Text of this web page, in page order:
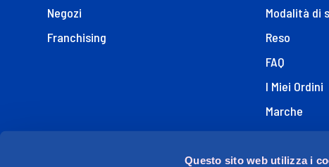
Questo sito web utilizza i
Negozi
Franchising
Modalità di
Reso
FAQ
I Miei Ordini
Marche